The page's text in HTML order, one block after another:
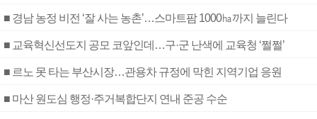
■ 경남 농정 비전 ‘잘 사는 농촌’…스마트팜 1000㏊까지 늘린다
■ 교육혁신선도지 공모 코앞인데…구·군 난색에 교육청 ‘쩔쩔’
■ 르노 못 타는 부산시장…관용차 규정에 막힌 지역기업 응원
■ 마산 원도심 행정·주거복합단지 연내 준공 수순